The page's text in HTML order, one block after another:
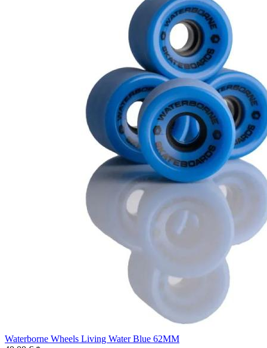
Waterborne Wheels Living Water Blue 62MM